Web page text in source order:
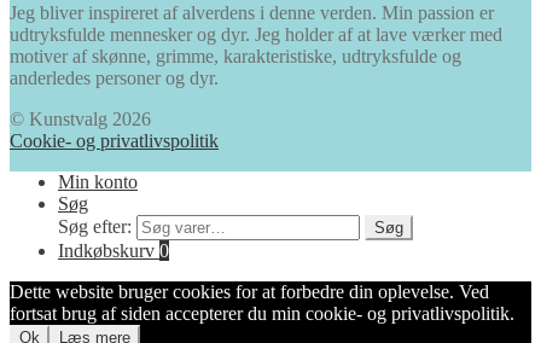
Jeg bliver inspireret af alverdens i denne verden. Min passion er
udtryksfulde mennesker og dyr. Jeg holder af at lave værker med
motiver af skønne, grimme, karakteristiske, udtryksfulde og
anderledes personer og dyr.
© Kunstvalg 2026
Cookie- og privatlivspolitik
Min konto
Søg
Søg efter:
Søg
Indkøbskurv 0
Dette website bruger cookies for at forbedre din oplevelse. Ved
fortsat brug af siden accepterer du min cookie- og privatlivspolitik.
Ok Læs mere